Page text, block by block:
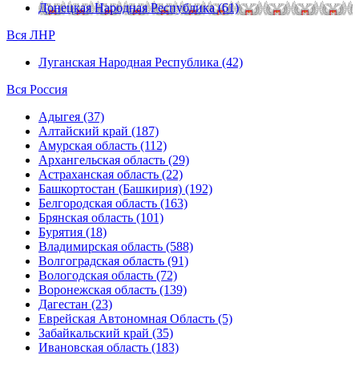
Донецкая Народная Республика (61)
Вся ЛНР
Луганская Народная Республика (42)
Вся Россия
Адыгея (37)
Алтайский край (187)
Амурская область (112)
Архангельская область (29)
Астраханская область (22)
Башкортостан (Башкирия) (192)
Белгородская область (163)
Брянская область (101)
Бурятия (18)
Владимирская область (588)
Волгоградская область (91)
Вологодская область (72)
Воронежская область (139)
Дагестан (23)
Еврейская Автономная Область (5)
Забайкальский край (35)
Ивановская область (183)